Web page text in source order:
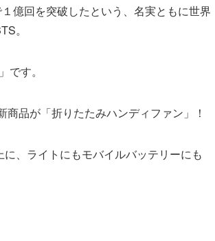
億回を突破したという、名実ともに世界
。
す。
品が「折りたたみハンディファン」！
、ライトにもモバイルバッテリーにも